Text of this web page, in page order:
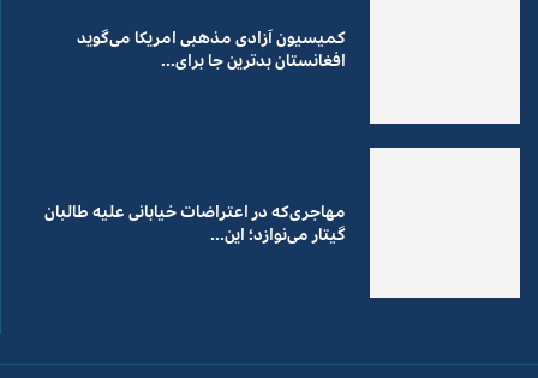
کمیسیون آزادی مذهبی امریکا می‌گوید
افغانستان بدترین جا برای...
مهاجری‌که در اعتراضات خیابانی علیه طالبان
گیتار می‌نوازد؛ این...